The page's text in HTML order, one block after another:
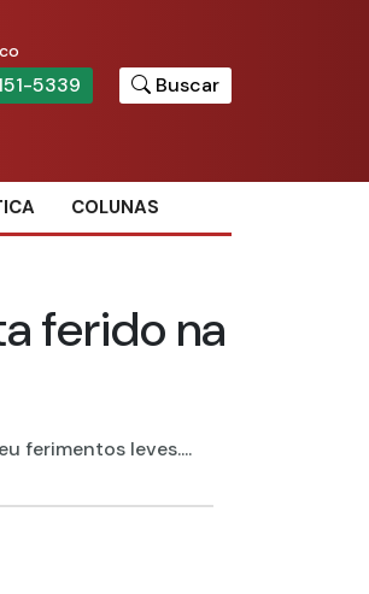
5339 Buscar
COLUNAS
ferido na
ferimentos leves....